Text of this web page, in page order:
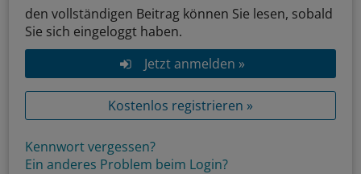
den vollständigen Beitrag können Sie lesen, sobald
Sie sich eingeloggt haben.
Jetzt anmelden »
Kostenlos registrieren »
Kennwort vergessen?
Ein anderes Problem beim Login?